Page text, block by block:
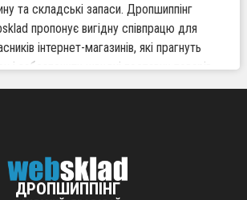
та складські запаси. Дропшиппінг
пропонує вигідну співпрацю для
інтернет-магазинів, які прагнуть
і забезпечити швидкі поставки товарів
Україні та за її межами. Співпраця з
по дропшиппінгу з
ДРОПШИППІНГ